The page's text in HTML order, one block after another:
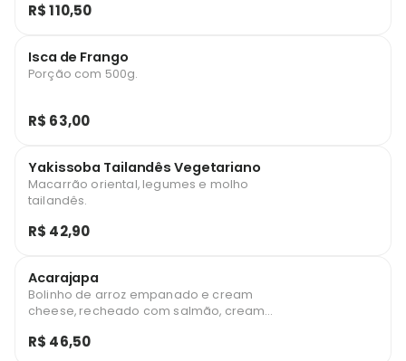
R$ 110,50
Isca de Frango
Porção com 500g.
R$ 63,00
Yakissoba Tailandês Vegetariano
Macarrão oriental, legumes e molho
tailandês.
R$ 42,90
Acarajapa
Bolinho de arroz empanado e cream
cheese, recheado com salmão, cream
R$ 46,50